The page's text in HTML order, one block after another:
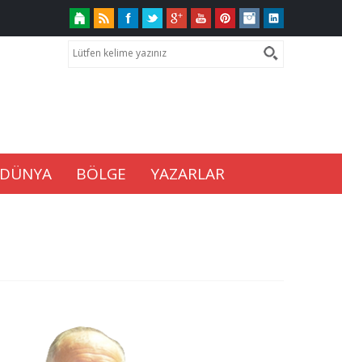
DÜNYA BÖLGE YAZARLAR